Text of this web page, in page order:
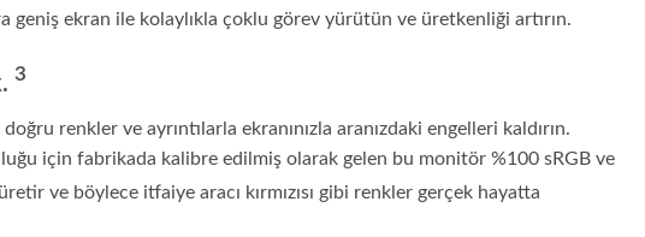
geniş ekran ile kolaylıkla çoklu görev yürütün ve üretkenliği artırın.
3
renkler ve ayrıntılarla ekranınızla aranızdaki engelleri kaldırın.
için fabrikada kalibre edilmiş olarak gelen bu monitör %100 sRGB ve
üretir ve böylece itfaiye aracı kırmızısı gibi renkler gerçek hayatta